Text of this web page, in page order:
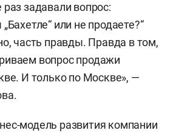
задавали вопрос:
или не продаете?“
часть правды. Правда в том,
вопрос продажи
И только по Москве», —
модель развития компании